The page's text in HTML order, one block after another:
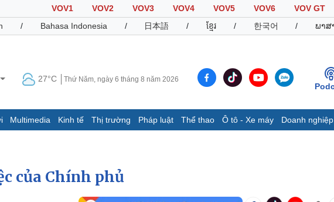
VOV1 VOV2 VOV3 VOV4 VOV5 VOV6
VOV GT
/ Bahasa Indonesia / 日本語 / ខ្មែរ / 한국어 / ພາສ
27°C Thứ Năm, ngày 6 tháng 8 năm 2026
Multimedia Kinh tế Thị trường Pháp luật Thể thao Ô tô - Xe máy Doanh nghiệp
thời tiết
Cuộc sống đó đây
Hồ sơ
Infographic
của Chính phủ